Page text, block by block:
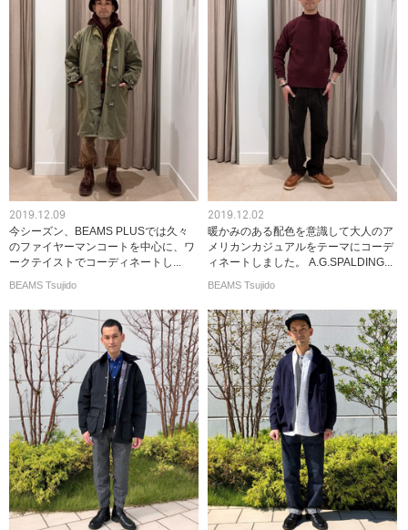
2019.12.09
今シーズン、BEAMS PLUSでは久々
のファイヤーマンコートを中心に、ワ
ークテイストでコーディネートし...
BEAMS Tsujido
2019.12.02
暖かみのある配色を意識して大人のア
メリカンカジュアルをテーマにコーデ
ィネートしました。 A.G.SPALDING...
BEAMS Tsujido